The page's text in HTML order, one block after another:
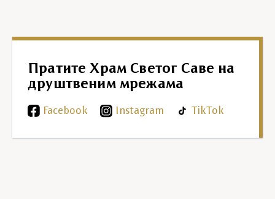
Пратите Храм Светог Саве на
друштвеним мрежама
Facebook Instagram TikTok